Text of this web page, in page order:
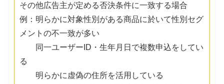
その他広告主が定める否決条件に一致する場合
例：明らかに対象性別がある商品に於いて性別セグ
メントの不一致が多い
同一ユーザーID・生年月日で複数申込をしてい
る
明らかに虚偽の住所を活用している